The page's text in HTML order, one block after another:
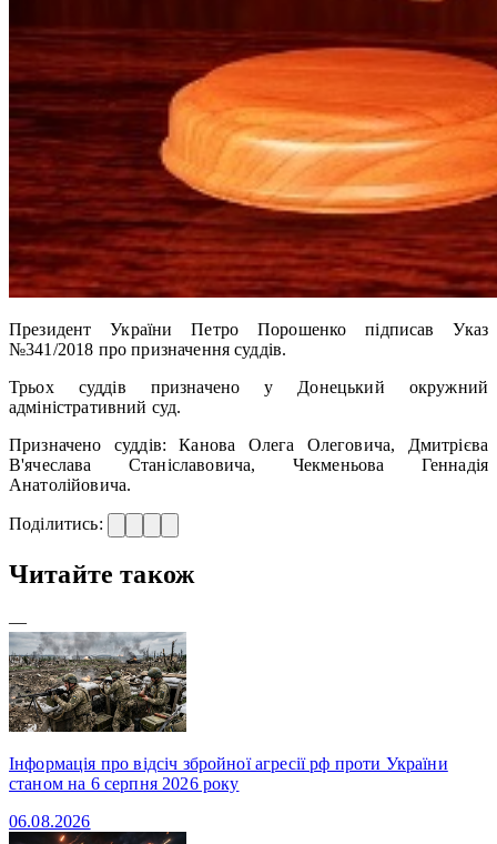
Президент України Петро Порошенко підписав Указ
№341/2018 про призначення суддів.
Трьох суддів призначено у Донецький окружний
адміністративний суд.
Призначено суддів: Канова Олега Олеговича, Дмитрієва
В'ячеслава Станіславовича, Чекменьова Геннадія
Анатолійовича.
Поділитись:
Читайте також
—
Інформація про відсіч збройної агресії рф проти України
станом на 6 серпня 2026 року
06.08.2026